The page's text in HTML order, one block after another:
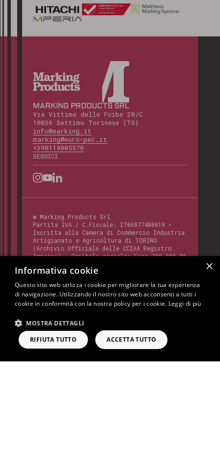
MARKING PRODUCTS SRL
Via Vittime delle Foibe 20/C
10036 Settimo Torinese (TO)
info@marking.it
marking@euro-pec.it
+390118005570
SEGUICI
© Marking Products Srl
Partita IVA / C.Fiscale: IT06877480019 -
Iscritta alla Camera di Commercio Industria
Artigianato e Agricoltura di TORINO
(Archivio Ufficiale delle CCIAA Registro
Imprese) - Capitale sociale: Euro 300.000,00
Questo sito è protetto da Google reCAPTCHA
Terms of Service
Privacy Policy Note Legali
RICHIEDI INFORMAZIONI
×
Informativa cookie
Questo sito web utilizza i cookie per migliorare la tua esperienza
di navigazione. Utilizzando il nostro sito web acconsenti a tutti i
cookie in conformità con la nostra policy per i cookie. Leggi di più
ACCETTA TUTTO
RIFIUTA TUTTO
MOSTRA DETTAGLI